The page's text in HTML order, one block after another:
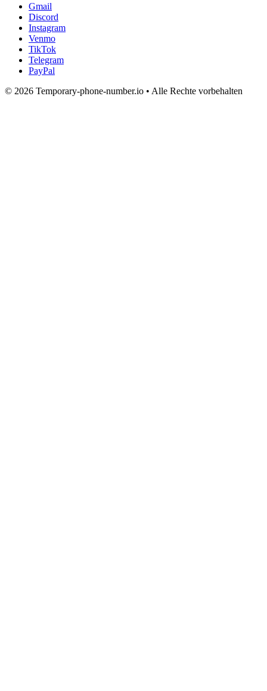
Gmail
Discord
Instagram
Venmo
TikTok
Telegram
PayPal
© 2026 Temporary-phone-number.io • Alle Rechte vorbehalten